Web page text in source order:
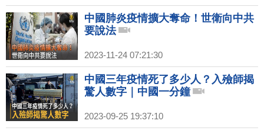
中國肺炎疫情擴大奪命！世衛向中共
要說法
2023-11-24 07:21:30
中國三年疫情死了多少人？入殮師揭
驚人數字｜中國一分鐘
2023-09-25 19:37:10